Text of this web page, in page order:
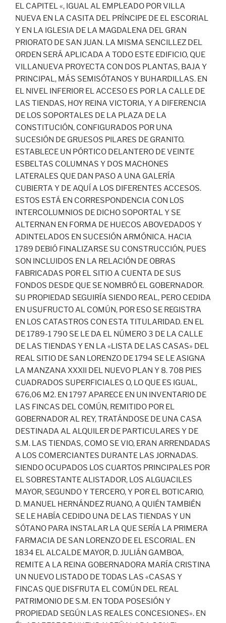
EL CAPITEL «, IGUAL AL EMPLEADO POR VILLA
NUEVA EN LA CASITA DEL PRÍNCIPE DE EL ESCORIAL
Y EN LA IGLESIA DE LA MAGDALENA DEL GRAN
PRIORATO DE SAN JUAN. LA MISMA SENCILLEZ DEL
ORDEN SERÁ APLICADA A TODO ESTE EDIFICIO, QUE
VILLANUEVA PROYECTA CON DOS PLANTAS, BAJA Y
PRINCIPAL, MÁS SEMISÓTANOS Y BUHARDILLAS. EN
EL NIVEL INFERIOR EL ACCESO ES POR LA CALLE DE
LAS TIENDAS, HOY REINA VICTORIA, Y A DIFERENCIA
DE LOS SOPORTALES DE LA PLAZA DE LA
CONSTITUCIÓN, CONFIGURADOS POR UNA
SUCESIÓN DE GRUESOS PILARES DE GRANITO.
ESTABLECE UN PÓRTICO DELANTERO DE VEINTE
ESBELTAS COLUMNAS Y DOS MACHONES
LATERALES QUE DAN PASO A UNA GALERÍA
CUBIERTA Y DE AQUÍ A LOS DIFERENTES ACCESOS.
ESTOS ESTÁ EN CORRESPONDENCIA CON LOS
INTERCOLUMNIOS DE DICHO SOPORTAL Y SE
ALTERNAN EN FORMA DE HUECOS ABOVEDADOS Y
ADINTELADOS EN SUCESIÓN ARMÓNICA. HACIA
1789 DEBIÓ FINALIZARSE SU CONSTRUCCIÓN, PUES
SON INCLUIDOS EN LA RELACIÓN DE OBRAS
FABRICADAS POR EL SITIO A CUENTA DE SUS
FONDOS DESDE QUE SE NOMBRÓ EL GOBERNADOR.
SU PROPIEDAD SEGUIRÍA SIENDO REAL, PERO CEDIDA
EN USUFRUCTO AL COMÚN, POR ESO SE REGISTRA
EN LOS CATASTROS CON ESTA TITULARIDAD. EN EL
DE 1789-1 790 SE LE DA EL NÚMERO 3 DE LA CALLE
DE LAS TIENDAS Y EN LA «LISTA DE LAS CASAS» DEL
REAL SITIO DE SAN LORENZO DE 1794 SE LE ASIGNA
LA MANZANA XXXII DEL NUEVO PLAN Y 8. 708 PIES
CUADRADOS SUPERFICIALES O, LO QUE ES IGUAL,
676,06 M2. EN 1797 APARECE EN UN INVENTARIO DE
LAS FINCAS DEL COMÚN, REMITIDO POR EL
GOBERNADOR AL REY, TRATÁNDOSE DE UNA CASA
DESTINADA AL ALQUILER DE PARTICULARES Y DE
S.M. LAS TIENDAS, COMO SE VIO, ERAN ARRENDADAS
A LOS COMERCIANTES DURANTE LAS JORNADAS.
SIENDO OCUPADOS LOS CUARTOS PRINCIPALES POR
EL SOBRESTANTE ALISTADOR, LOS ALGUACILES
MAYOR, SEGUNDO Y TERCERO, Y POR EL BOTICARIO,
D. MANUEL HERNÁNDEZ RUANO, A QUIÉN TAMBIÉN
SE LE HABÍA CEDIDO UNA DE LAS TIENDAS Y UN
SÓTANO PARA INSTALAR LA QUE SERÍA LA PRIMERA
FARMACIA DE SAN LORENZO DE EL ESCORIAL. EN
1834 EL ALCALDE MAYOR, D. JULIÁN GAMBOA,
REMITE A LA REINA GOBERNADORA MARÍA CRISTINA
UN NUEVO LISTADO DE TODAS LAS «CASAS Y
FINCAS QUE DISFRUTA EL COMÚN DEL REAL
PATRIMONIO DE S.M. EN TODA POSESIÓN Y
PROPIEDAD SEGÚN LAS REALES CONCESIONES». EN